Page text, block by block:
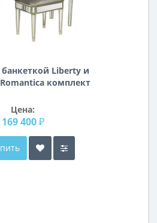
банкеткой Liberty и
комплект
Цена:
169 400 ₽